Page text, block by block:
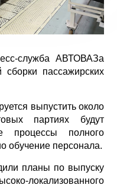
служба АВТОВАЗа
пассажирских
выпустить около
партиях будут
процессы полного
обучение персонала.
планы по выпуску
локализованного